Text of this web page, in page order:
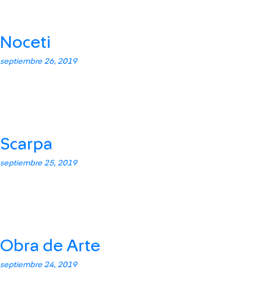
Noceti
septiembre 26, 2019
Scarpa
septiembre 25, 2019
Obra de Arte
septiembre 24, 2019